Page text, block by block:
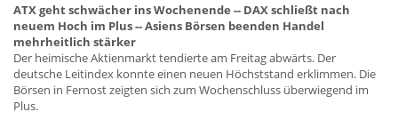
ATX geht schwächer ins Wochenende -- DAX schließt nach
neuem Hoch im Plus -- Asiens Börsen beenden Handel
mehrheitlich stärker
Der heimische Aktienmarkt tendierte am Freitag abwärts. Der
deutsche Leitindex konnte einen neuen Höchststand erklimmen. Die
Börsen in Fernost zeigten sich zum Wochenschluss überwiegend im
Plus.